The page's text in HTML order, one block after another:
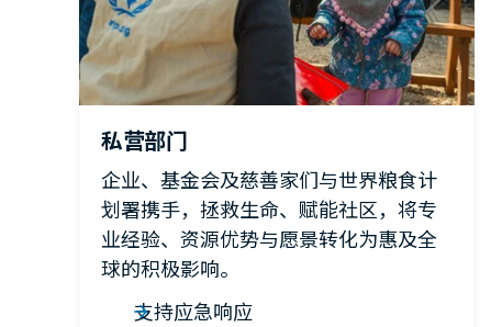
私营部门
企业、基金会及慈善家们与世界粮食计
划署携手，拯救生命、赋能社区，将专
业经验、资源优势与愿景转化为惠及全
球的积极影响。
支持应急响应